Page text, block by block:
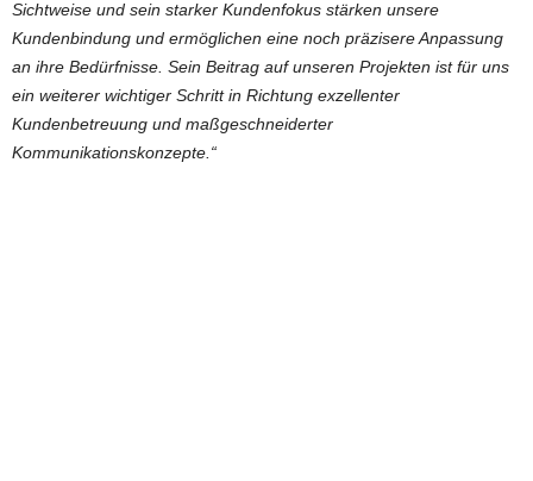
Sichtweise und sein starker Kundenfokus stärken unsere
Kundenbindung und ermöglichen eine noch präzisere Anpassung
an ihre Bedürfnisse. Sein Beitrag auf unseren Projekten ist für uns
ein weiterer wichtiger Schritt in Richtung exzellenter
Kundenbetreuung und maßgeschneiderter
Kommunikationskonzepte.“